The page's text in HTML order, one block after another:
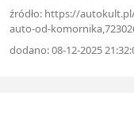
źródło: https://
auto-od-
dodano: 08-12-2025